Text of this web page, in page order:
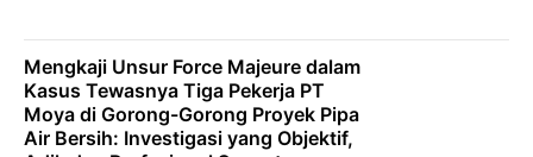
Mengkaji Unsur Force Majeure dalam
Kasus Tewasnya Tiga Pekerja PT
Moya di Gorong-Gorong Proyek Pipa
Air Bersih: Investigasi yang Objektif,